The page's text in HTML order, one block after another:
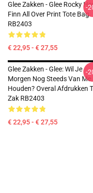
Glee Zakken - Glee Rocky
Finn All Over Print Tote Bag
RB2403
€ 22,95 - € 27,55
-
Glee Zakken - Glee: Wil Je
Morgen Nog Steeds Van Me
Houden? Overal Afdrukken
Zak RB2403
€ 22,95 - € 27,55
-